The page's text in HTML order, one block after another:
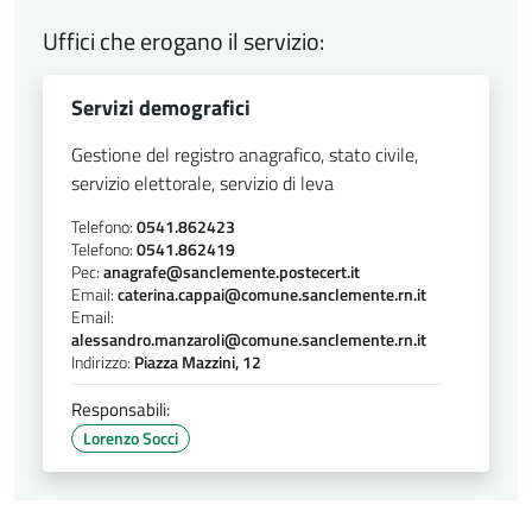
Uffici che erogano il servizio:
Servizi demografici
Gestione del registro anagrafico, stato civile,
servizio elettorale, servizio di leva
Telefono:0541.862423
Telefono:0541.862419
Pec:anagrafe@sanclemente.postecert.it
Email:caterina.cappai@comune.sanclemente.rn.it
Email:
alessandro.manzaroli@comune.sanclemente.rn.it
Indirizzo: Piazza Mazzini, 12
Responsabili:
Lorenzo Socci